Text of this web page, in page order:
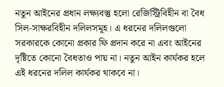
নতুন আইনের প্রধান লক্ষ্যবস্তু হলো রেজিস্ট্রিবিহীন বা বৈধ
সিল-সাক্ষরবিহীন দলিলসমূহ। এ ধরনের দলিলগুলো
সরকারকে কোনো প্রকার ফি প্রদান করে না এবং আইনের
দৃষ্টিতে কোনো বৈধতাও পায় না। নতুন আইন কার্যকর হলে
এই ধরনের দলিল কার্যকর থাকবে না।